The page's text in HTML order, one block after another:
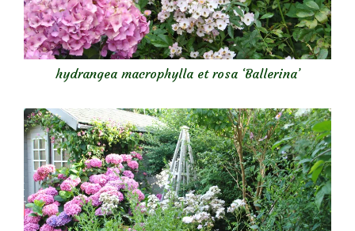
hydrangea macrophylla et rosa ‘Ballerina’